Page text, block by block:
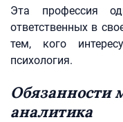
Эта профессия
ответственных в
тем, кого
психология.
Обязанности
аналитика